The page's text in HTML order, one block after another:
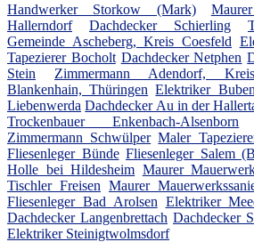
Handwerker Storkow (Mark)
Hallerndorf
Dachdecker Schierling
Gemeinde Ascheberg, Kreis Coesfeld
Tapezierer Bocholt Dachdecker Netphen
Stein
Zimmermann Adendorf,
Blankenhain, Thüringen Elektriker
Liebenwerda Dachdecker Au in der
Trockenbauer Enkenbach-Alsenborn
Zimmermann Schwülper Maler
Fliesenleger Bünde Fliesenleger Salem
Holle bei Hildesheim Maurer
Tischler Freisen Maurer
Fliesenleger Bad Arolsen Elektriker
Dachdecker Langenbrettach Dachdecker
Elektriker Steinigtwolmsdorf